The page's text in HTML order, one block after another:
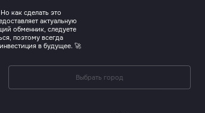
как сделать это
актуальную
обменник, следуете
поэтому всегда
в будущее. 🚀
Выбрать город